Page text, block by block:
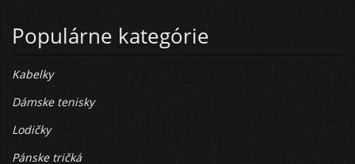
Populárne kategórie
Kabelky
Dámske tenisky
Lodičky
Pánske tričká